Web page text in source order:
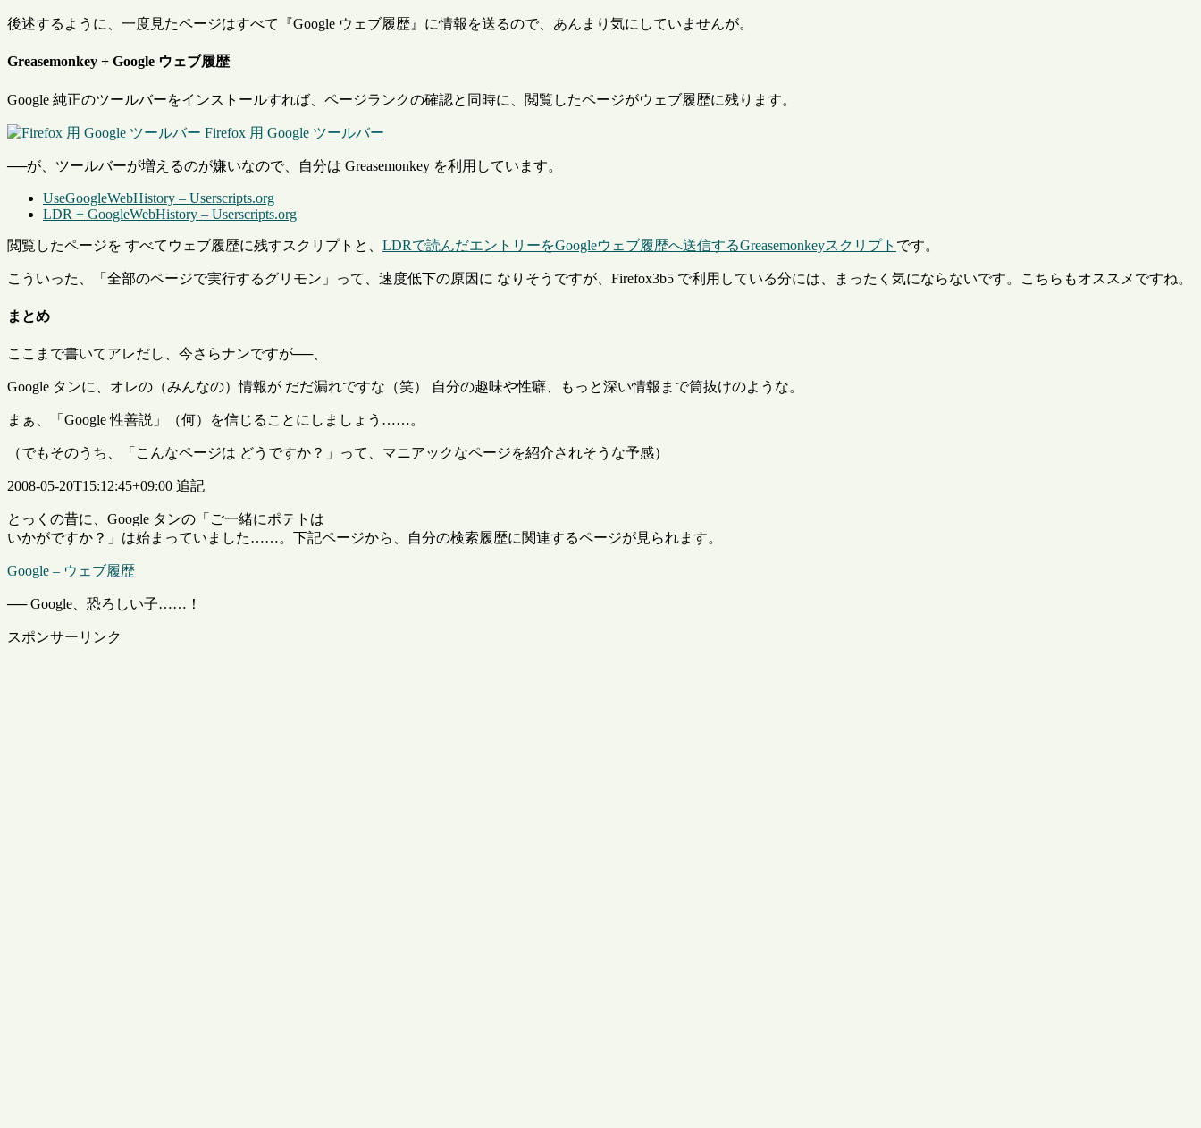
後述するように、一度見たページはすべて『Google ウェブ履歴』に情報を送るので、あんまり気にしていませんが。
Greasemonkey + Google ウェブ履歴
Google 純正のツールバーをインストールすれば、ページランクの確認と同時に、閲覧したページがウェブ履歴に残ります。
Firefox 用 Google ツールバー
──が、ツールバーが増えるのが嫌いなので、自分は Greasemonkey を利用しています。
UseGoogleWebHistory – Userscripts.org
LDR + GoogleWebHistory – Userscripts.org
閲覧したページを すべてウェブ履歴に残すスクリプトと、 LDRで読んだエントリーをGoogleウェブ履歴へ送信するGreasemonkeyスクリプト です。
こういった、「全部のページで実行するグリモン」って、速度低下の原因に なりそうですが、Firefox3b5 で利用している分には、まったく気にならないです。こちらもオススメですね。
まとめ
ここまで書いてアレだし、今さらナンですが──、
Google タンに、オレの（みんなの）情報が だだ漏れですな（笑） 自分の趣味や性癖、もっと深い情報まで筒抜けのような。
まぁ、「Google 性善説」（何）を信じることにしましょう……。
（でもそのうち、「こんなページは どうですか？」って、マニアックなページを紹介されそうな予感）
2008-05-20T15:12:45+09:00 追記
とっくの昔に、Google タンの「ご一緒にポテトは
いかがですか？」は始まっていました……。下記ページから、自分の検索履歴に関連するページが見られます。
Google – ウェブ履歴
── Google、恐ろしい子……！
スポンサーリンク